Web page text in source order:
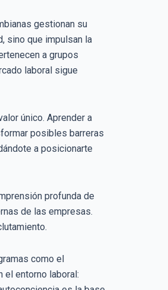
gestionan su
sino que impulsan la
a grupos
laboral sigue
único. Aprender a
posibles barreras
a posicionarte
profunda de
de las empresas.
como el
el entorno laboral: